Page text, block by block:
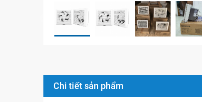
Chi tiết sản phẩm